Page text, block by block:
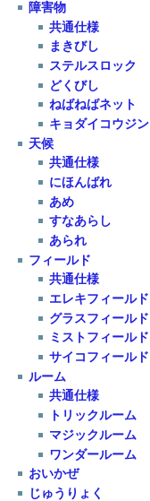
障害物
共通仕様
まきびし
ステルスロック
どくびし
ねばねばネット
キョダイコウジン
天候
共通仕様
にほんばれ
あめ
すなあらし
あられ
フィールド
共通仕様
エレキフィールド
グラスフィールド
ミストフィールド
サイコフィールド
ルーム
共通仕様
トリックルーム
マジックルーム
ワンダールーム
おいかぜ
じゅうりょく